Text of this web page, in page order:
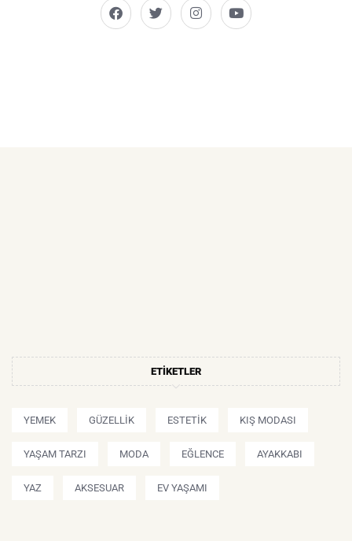
ETIKETLER
YEMEK GÜZELLIK ESTETIK KIŞ MODASI
YAŞAM TARZI MODA EĞLENCE AYAKKABI
YAZ AKSESUAR EV YAŞAMI